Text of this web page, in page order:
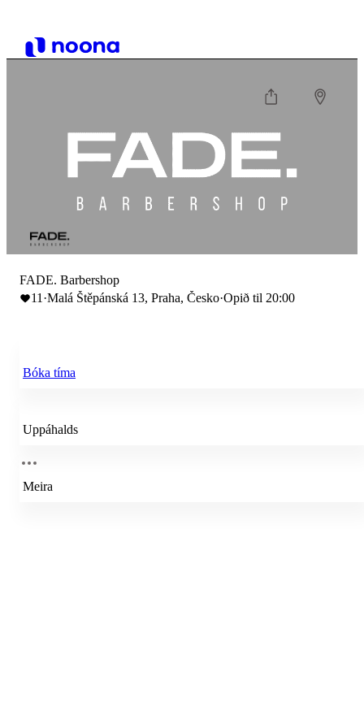
FADE. Barbershop
11 ·Malá Štěpánská 13, Praha, Česko·Opið til 20:00
Bóka tíma
Uppáhalds
Meira